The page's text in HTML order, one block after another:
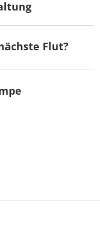
Flut?